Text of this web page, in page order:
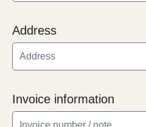
Address
Invoice information